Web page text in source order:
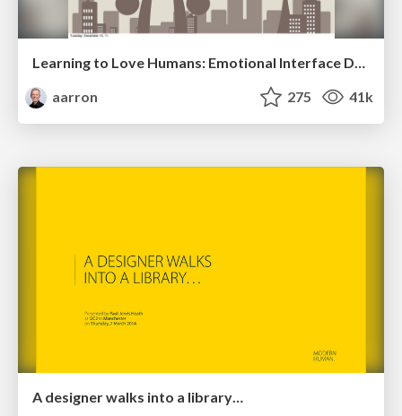
Learning to Love Humans: Emotional Interface Design
aarron
275 41k
A designer walks into a library…